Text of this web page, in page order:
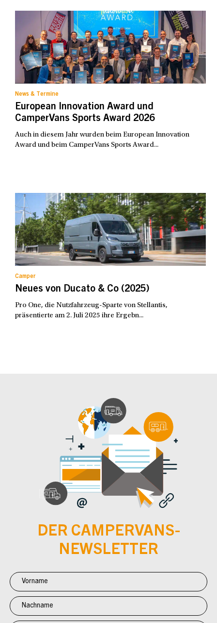
News & Termine
European Innovation Award und
CamperVans Sports Award 2026
Auch in diesem Jahr wurden beim European Innovation
Award und beim CamperVans Sports Award...
Camper
Neues von Ducato & Co (2025)
Pro One, die Nutzfahrzeug-Sparte von Stellantis,
präsentierte am 2. Juli 2025 ihre Ergebn...
DER CAMPERVANS-
NEWSLETTER
Newsletter
Anmeldung
CV